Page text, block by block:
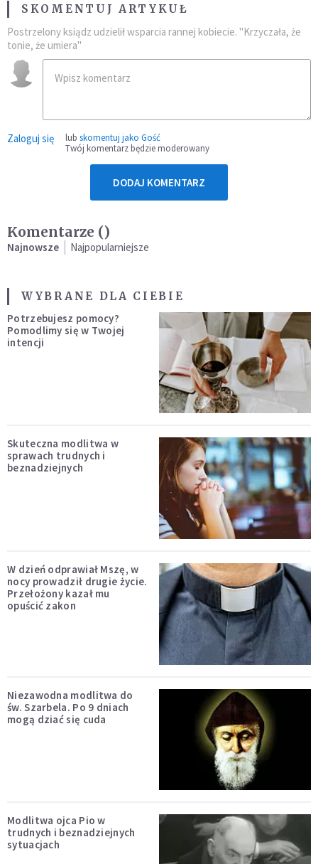
SKOMENTUJ ARTYKUŁ
Postrzelony ksiądz udzielił wsparcia rannej kobiecie. "Krzyczała, że ​​
tonie, że umiera"
Zaloguj się lub skomentuj jako Gość
Twój komentarz będzie moderowany
DODAJ KOMENTARZ
Komentarze ()
Najnowsze Najpopularniejsze
WYBRANE DLA CIEBIE
Potrzebujesz pomocy?
Pomodlimy się w Twojej
intencji
Skuteczna modlitwa w
sprawach trudnych i
beznadziejnych
W dzień odprawiał Mszę, w
nocy prowadził drugie życie.
Przełożony kazał mu
opuścić zakon
Niezawodna modlitwa do
św. Szarbela. Po 9 dniach
mogą dziać się cuda
Modlitwa ojca Pio w
trudnych i beznadziejnych
sytuacjach